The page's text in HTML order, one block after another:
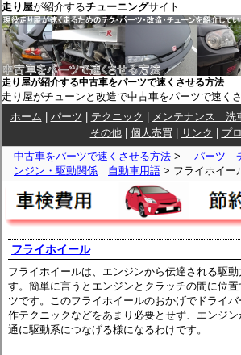
走り屋が紹介するチューニングサイト
走り屋が紹介する中古車をパーツで速くさせる方法
走り屋がチューンと改造で中古車をパーツで速く
ホーム
パーツ テクニック メンテナンス 洗
その他| 個人売買 リンク
プ
中古車をパーツで速くさせる方法 > パーツ
ンジン・駆動関係
自動車用語 > フライホイー
フライホイール
フライホイールは、エンジンから伝達される駆
す。簡単に言うとエンジンとクラッチの間に位
ツです。このフライホイールのおかげでドライ
作テクニックなどをあまり必要とせず、エンジ
通に駆動系につなげる様になるわけです。